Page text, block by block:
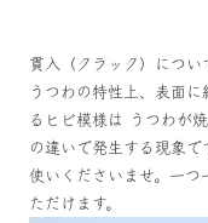
貫入（クラック）につい
うつわの特性上、表面
るヒビ模様は うつわが
の違いで発生する現象で
使いくださいませ。一つ
ただけます。